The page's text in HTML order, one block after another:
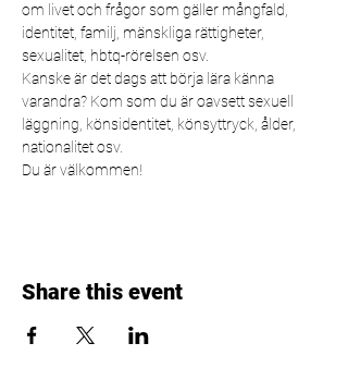
om livet och frågor som gäller mångfald,
identitet, familj, mänskliga rättigheter,
sexualitet, hbtq-rörelsen osv.
Kanske är det dags att börja lära känna
varandra? Kom som du är oavsett sexuell
läggning, könsidentitet, könsyttryck, ålder,
nationalitet osv.
Du är välkommen!
Share this event